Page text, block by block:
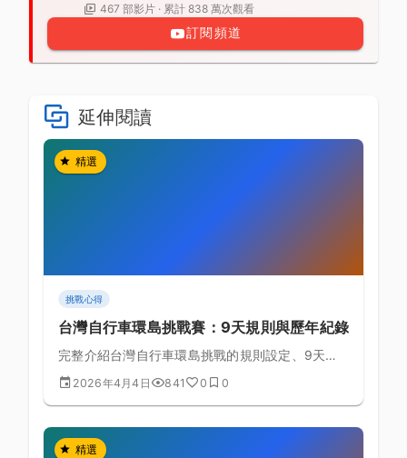
467 部影片 · 累計 838 萬次觀看
訂閱頻道
延伸閱讀
精選
挑戰心得
台灣自行車環島挑戰賽：9天規則與歷年紀錄
完整介紹台灣自行車環島挑戰的規則設定、9天標
準路線規劃、歷年完成紀錄，以及成功完成環島的
備賽策略指南。
2026年4月4日 841 0 0
精選